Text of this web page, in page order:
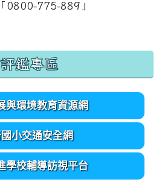
0800-775-889」
評鑑專區
與環境教育資源網
小交通安全網
學校輔導訪視平台